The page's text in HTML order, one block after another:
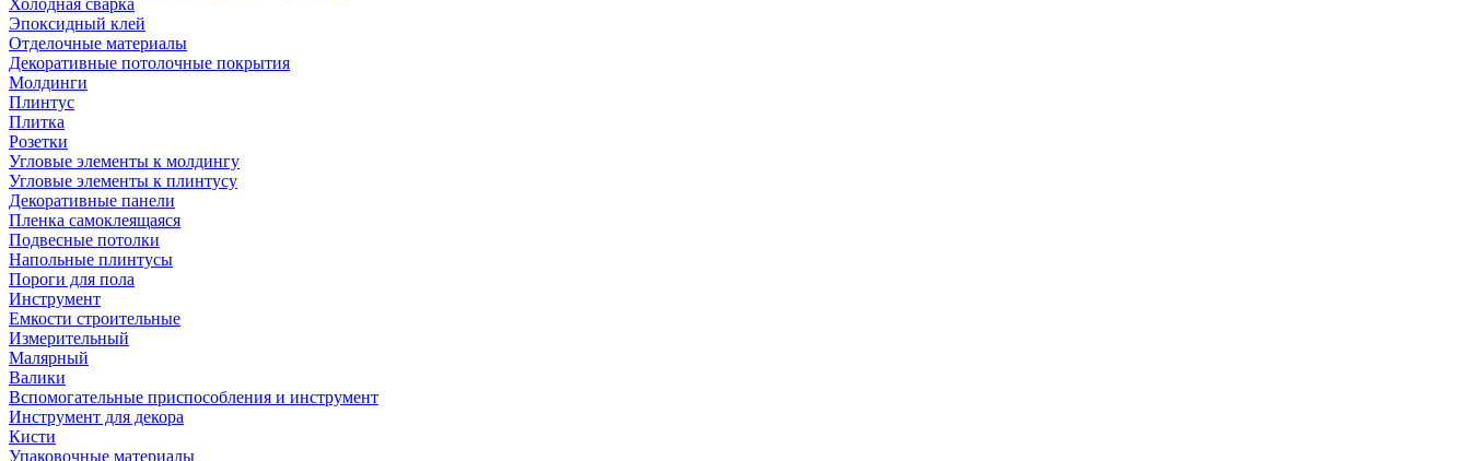
Холодная сварка
Эпоксидный клей
Отделочные материалы
Декоративные потолочные покрытия
Молдинги
Плинтус
Плитка
Розетки
Угловые элементы к молдингу
Угловые элементы к плинтусу
Декоративные панели
Пленка самоклеящаяся
Подвесные потолки
Напольные плинтусы
Пороги для пола
Инструмент
Емкости строительные
Измерительный
Малярный
Валики
Вспомогательные приспособления и инструмент
Инструмент для декора
Кисти
Упаковочные материалы